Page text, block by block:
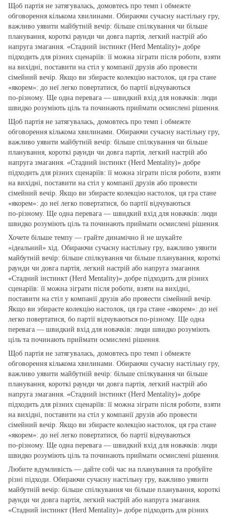
Щоб партія не затягувалась, домовтесь про темп і обмежте
обговорення кількома хвилинами. Обираючи сучасну настільну гру,
важливо уявити майбутній вечір: більше спілкування чи більше
планування, короткі раунди чи довга партія, легкий настрій або
напруга змагання. «Стадний інстинкт (Herd Mentality)» добре
підходить для різних сценаріїв: її можна зіграти після роботи, взяти
на вихідні, поставити на стіл у компанії друзів або провести
сімейний вечір. Якщо ви збираєте колекцію настолок, ця гра стане
«якорем»: до неї легко повертатися, бо партії відчуваються
по‑різному. Ще одна перевага — швидкий вхід для новачків: люди
швидко розуміють ціль та починають приймати осмислені рішення.
Щоб партія не затягувалась, домовтесь про темп і обмежте
обговорення кількома хвилинами. Обираючи сучасну настільну гру,
важливо уявити майбутній вечір: більше спілкування чи більше
планування, короткі раунди чи довга партія, легкий настрій або
напруга змагання. «Стадний інстинкт (Herd Mentality)» добре
підходить для різних сценаріїв: її можна зіграти після роботи, взяти
на вихідні, поставити на стіл у компанії друзів або провести
сімейний вечір. Якщо ви збираєте колекцію настолок, ця гра стане
«якорем»: до неї легко повертатися, бо партії відчуваються
по‑різному. Ще одна перевага — швидкий вхід для новачків: люди
швидко розуміють ціль та починають приймати осмислені рішення.
Хочете більше темпу — грайте динамічно й не шукайте
«ідеальний» хід. Обираючи сучасну настільну гру, важливо уявити
майбутній вечір: більше спілкування чи більше планування, короткі
раунди чи довга партія, легкий настрій або напруга змагання.
«Стадний інстинкт (Herd Mentality)» добре підходить для різних
сценаріїв: її можна зіграти після роботи, взяти на вихідні,
поставити на стіл у компанії друзів або провести сімейний вечір.
Якщо ви збираєте колекцію настолок, ця гра стане «якорем»: до неї
легко повертатися, бо партії відчуваються по‑різному. Ще одна
перевага — швидкий вхід для новачків: люди швидко розуміють
ціль та починають приймати осмислені рішення.
Щоб партія не затягувалась, домовтесь про темп і обмежте
обговорення кількома хвилинами. Обираючи сучасну настільну гру,
важливо уявити майбутній вечір: більше спілкування чи більше
планування, короткі раунди чи довга партія, легкий настрій або
напруга змагання. «Стадний інстинкт (Herd Mentality)» добре
підходить для різних сценаріїв: її можна зіграти після роботи, взяти
на вихідні, поставити на стіл у компанії друзів або провести
сімейний вечір. Якщо ви збираєте колекцію настолок, ця гра стане
«якорем»: до неї легко повертатися, бо партії відчуваються
по‑різному. Ще одна перевага — швидкий вхід для новачків: люди
швидко розуміють ціль та починають приймати осмислені рішення.
Любите вдумливість — дайте собі час на планування та пробуйте
різні підходи. Обираючи сучасну настільну гру, важливо уявити
майбутній вечір: більше спілкування чи більше планування, короткі
раунди чи довга партія, легкий настрій або напруга змагання.
«Стадний інстинкт (Herd Mentality)» добре підходить для різних